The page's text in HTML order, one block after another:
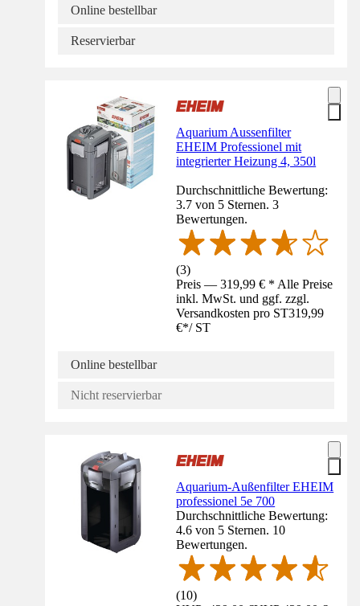
Online bestellbar
Reservierbar
Aquarium Aussenfilter
EHEIM Professionel mit
integrierter Heizung 4, 350l
Durchschnittliche Bewertung:
3.7 von 5 Sternen. 3
Bewertungen.
(3)
Preis — 319,99 € * Alle Preise
inkl. MwSt. und ggf. zzgl.
Versandkosten pro ST319,99
€*/ ST
Online bestellbar
Nicht reservierbar
Aquarium-Außenfilter EHEIM
professionel 5e 700
Durchschnittliche Bewertung:
4.6 von 5 Sternen. 10
Bewertungen.
(10)